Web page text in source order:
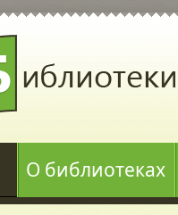
О библиотеках